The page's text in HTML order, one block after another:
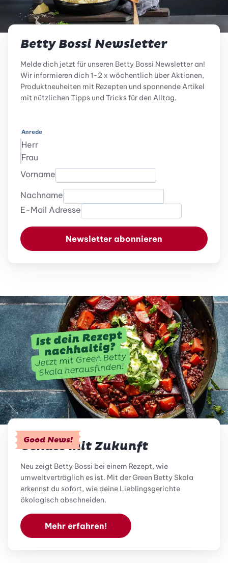
Betty Bossi Newsletter
Melde dich jetzt für unseren Betty Bossi Newsletter an!
Wir informieren dich 1-2 x wöchentlich über Aktionen,
Produktneuheiten mit Rezepten und spannende Artikel
mit nützlichen Tipps und Tricks für den Alltag.
Anrede
Herr
Frau
Vorname
Nachname
E-Mail Adresse
Newsletter abonnieren
Good News!
Genuss mit Zukunft
Neu zeigt Betty Bossi bei einem Rezept, wie
umweltverträglich es ist. Mit der Green Betty Skala
erkennst du sofort, wie deine Lieblingsgerichte
ökologisch abschneiden.
Mehr erfahren!